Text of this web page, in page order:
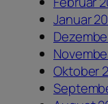
Januar
Oktober